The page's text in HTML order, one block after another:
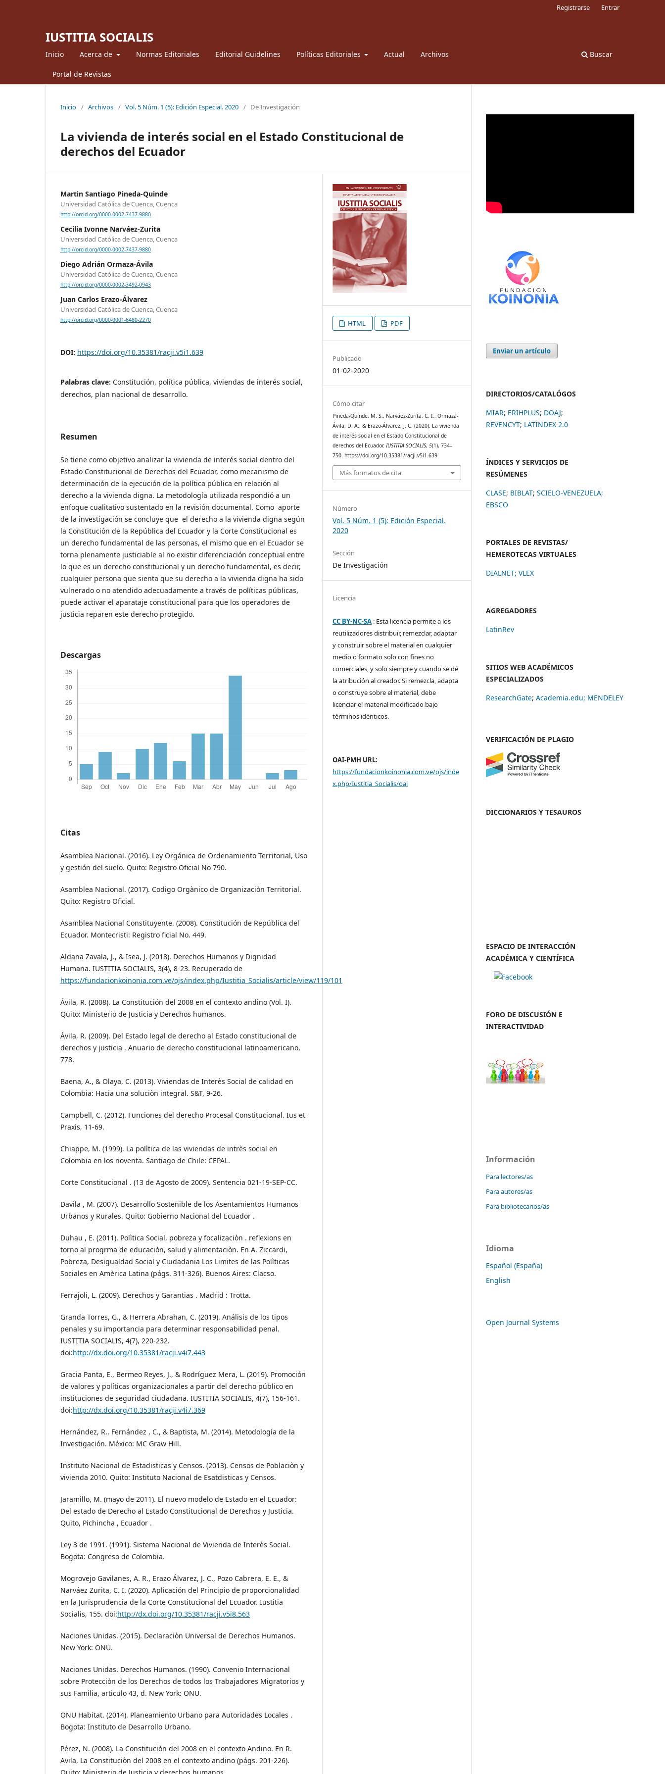
IUSTITIA SOCIALIS
Inicio Acerca de Normas Editoriales Editorial Guidelines Políticas Editoriales Actual Archivos
Portal de Revistas
Buscar
Registrarse Entrar
Inicio / Archivos / Vol. 5 Núm. 1 (5): Edición Especial. 2020 / De Investigación
La vivienda de interés social en el Estado Constitucional de
derechos del Ecuador
Martin Santiago Pineda-Quinde
Universidad Católica de Cuenca, Cuenca
http://orcid.org/0000-0002-7437-9880
Cecilia Ivonne Narváez-Zurita
Universidad Católica de Cuenca, Cuenca
http://orcid.org/0000-0002-7437-9880
Diego Adrián Ormaza-Ávila
Universidad Católica de Cuenca, Cuenca
http://orcid.org/0000-0002-3492-0943
Juan Carlos Erazo-Álvarez
Universidad Católica de Cuenca, Cuenca
http://orcid.org/0000-0001-6480-2270
DOI: https://doi.org/10.35381/racji.v5i1.639
Palabras clave: Constitución, política pública, viviendas de interés social,
derechos, plan nacional de desarrollo.
Resumen
Se tiene como objetivo analizar la vivienda de interés social dentro del
Estado Constitucional de Derechos del Ecuador, como mecanismo de
determinación de la ejecución de la política pública en relación al
derecho a la vivienda digna. La metodología utilizada respondió a un
enfoque cualitativo sustentado en la revisión documental. Como aporte
de la investigación se concluye que el derecho a la vivienda digna según
la Constitución de la República del Ecuador y la Corte Constitucional es
un derecho fundamental de las personas, el mismo que en el Ecuador se
torna plenamente justiciable al no existir diferenciación conceptual entre
lo que es un derecho constitucional y un derecho fundamental, es decir,
cualquier persona que sienta que su derecho a la vivienda digna ha sido
vulnerado o no atendido adecuadamente a través de políticas públicas,
puede activar el aparataje constitucional para que los operadores de
justicia reparen este derecho protegido.
Descargas
Citas
Asamblea Nacional. (2016). Ley Orgánica de Ordenamiento Territorial, Uso
y gestión del suelo. Quito: Registro Oficial No 790.
Asamblea Nacional. (2017). Codigo Orgànico de Organizaciòn Territorial.
Quito: Registro Oficial.
Asamblea Nacional Constituyente. (2008). Constitución de República del
Ecuador. Montecristi: Registro ficial No. 449.
Aldana Zavala, J., & Isea, J. (2018). Derechos Humanos y Dignidad
Humana. IUSTITIA SOCIALIS, 3(4), 8-23. Recuperado de
https://fundacionkoinonia.com.ve/ojs/index.php/Iustitia_Socialis/article/view/119/101
Ávila, R. (2008). La Constitución del 2008 en el contexto andino (Vol. I).
Quito: Ministerio de Justicia y Derechos humanos.
Ávila, R. (2009). Del Estado legal de derecho al Estado constitucional de
derechos y justicia . Anuario de derecho constitucional latinoamericano,
778.
Baena, A., & Olaya, C. (2013). Viviendas de Interès Social de calidad en
Colombia: Hacia una soluciòn integral. S&T, 9-26.
Campbell, C. (2012). Funciones del derecho Procesal Constitucional. Ius et
Praxis, 11-69.
Chiappe, M. (1999). La polìtica de las viviendas de intrès social en
Colombia en los noventa. Santiago de Chile: CEPAL.
Corte Constitucional . (13 de Agosto de 2009). Sentencia 021-19-SEP-CC.
Davila , M. (2007). Desarrollo Sostenible de los Asentamientos Humanos
Urbanos y Rurales. Quito: Gobierno Nacional del Ecuador .
Duhau , E. (2011). Polìtica Social, pobreza y focalizaciòn . reflexions en
torno al progrma de educaciòn, salud y alimentaciòn. En A. Ziccardi,
Pobreza, Desigualdad Social y Ciudadania Los Limites de las Polìticas
Sociales en Amèrica Latina (págs. 311-326). Buenos Aires: Clacso.
Ferrajoli, L. (2009). Derechos y Garantias . Madrid : Trotta.
Granda Torres, G., & Herrera Abrahan, C. (2019). Análisis de los tipos
penales y su importancia para determinar responsabilidad penal.
IUSTITIA SOCIALIS, 4(7), 220-232.
doi:http://dx.doi.org/10.35381/racji.v4i7.443
Gracia Panta, E., Bermeo Reyes, J., & Rodríguez Mera, L. (2019). Promoción
de valores y políticas organizacionales a partir del derecho público en
instituciones de seguridad ciudadana. IUSTITIA SOCIALIS, 4(7), 156-161.
doi:http://dx.doi.org/10.35381/racji.v4i7.369
Hernández, R., Fernández , C., & Baptista, M. (2014). Metodología de la
Investigación. México: MC Graw Hill.
Instituto Nacional de Estadisticas y Censos. (2013). Censos de Poblaciòn y
vivienda 2010. Quito: Instituto Nacional de Esatdisticas y Censos.
Jaramillo, M. (mayo de 2011). El nuevo modelo de Estado en el Ecuador:
Del estado de Derecho al Estado Constitucional de Derechos y Justicia.
Quito, Pichincha , Ecuador .
Ley 3 de 1991. (1991). Sistema Nacional de Vivienda de Interès Social.
Bogota: Congreso de Colombia.
Mogrovejo Gavilanes, A. R., Erazo Álvarez, J. C., Pozo Cabrera, E. E., &
Narváez Zurita, C. I. (2020). Aplicación del Principio de proporcionalidad
en la Jurisprudencia de la Corte Constitucional del Ecuador. Iustitia
Socialis, 155. doi:http://dx.doi.org/10.35381/racji.v5i8.563
Naciones Unidas. (2015). Declaraciòn Universal de Derechos Humanos.
New York: ONU.
Naciones Unidas. Derechos Humanos. (1990). Convenio Internacional
sobre Protecciòn de los Derechos de todos los Trabajadores Migratorios y
sus Familia, articulo 43, d. New York: ONU.
ONU Habitat. (2014). Planeamiento Urbano para Autoridades Locales .
Bogota: Instituto de Desarrollo Urbano.
Pérez, N. (2008). La Constituciòn del 2008 en el contexto Andino. En R.
Avila, La Constituciòn del 2008 en el contexto andino (págs. 201-226).
HTML PDF
Publicado
01-02-2020
Cómo citar
Pineda-Quinde, M. S., Narváez-Zurita, C. I., Ormaza-
Ávila, D. A., & Erazo-Álvarez, J. C. (2020). La vivienda
de interés social en el Estado Constitucional de
derechos del Ecuador.IUSTITIA SOCIALIS,5(1), 734–
750. https://doi.org/10.35381/racji.v5i1.639
Más formatos de cita
Número
Vol. 5 Núm. 1 (5): Edición Especial.
2020
Sección
De Investigación
Licencia
CC BY-NC-SA : Esta licencia permite a los
reutilizadores distribuir, remezclar, adaptar
y construir sobre el material en cualquier
medio o formato solo con fines no
comerciales, y solo siempre y cuando se dé
la atribución al creador. Si remezcla, adapta
o construye sobre el material, debe
licenciar el material modificado bajo
términos idénticos.
OAI-PMH URL:
https://fundacionkoinonia.com.ve/ojs/inde
x.php/Iustitia_Socialis/oai
Enviar un artículo
DIRECTORIOS/CATALÓGOS
MIAR; ERIHPLUS; DOAJ;
REVENCYT; LATINDEX 2.0
ÍNDICES Y SERVICIOS DE
RESÚMENES
CLASE; BIBLAT; SCIELO-VENEZUELA;
EBSCO
PORTALES DE REVISTAS/
HEMEROTECAS VIRTUALES
DIALNET; VLEX
AGREGADORES
LatinRev
SITIOS WEB ACADÉMICOS
ESPECIALIZADOS
ResearchGate; Academia.edu; MENDELEY
VERIFICACIÓN DE PLAGIO
DICCIONARIOS Y TESAUROS
ESPACIO DE INTERACCIÓN
ACADÉMICA Y CIENTÍFICA
FORO DE DISCUSIÓN E
INTERACTIVIDAD
Información
Para lectores/as
Para autores/as
Para bibliotecarios/as
Idioma
Español (España)
English
Open Journal Systems